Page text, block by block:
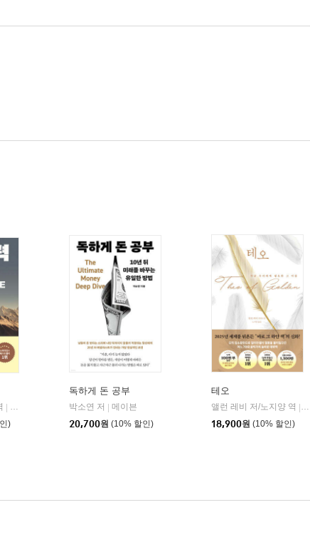
윌북(willbook)
)
독하게 돈 공부
박소연 저
메이븐
20,700원 (10% 할인)
테오
앨런 레비 저/노지양 역
18,900원 (10% 할인)